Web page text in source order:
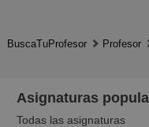
BuscaTuProfesor Profesor
Asignaturas
Todas las asignaturas